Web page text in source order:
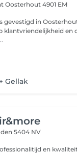
Oosterhout 4901 EM
gevestigd in
klantvriendelijkheid en
Gellak
5404 NV
en